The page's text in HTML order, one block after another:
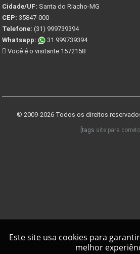
Cidade/UF: Santa do Riacho-MG
CEP: 35847-000
Telefone: (31) 999739394
Whatsapp:
31 999739394
Você é o visitante 1572158
© 2009-2026 Todos os direitos
[tags site para
Este site usa cookies para
melhor